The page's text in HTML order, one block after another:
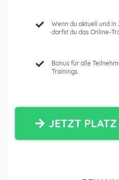
Wenn du aktuell und
darfst du das Online-
Bonus für alle
Trainings.
JETZT PLATZ